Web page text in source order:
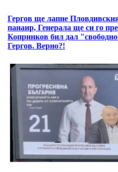
Гергов ще лапне
панаир, Генерала ще си го
Копринков бил дал
Гергов. Верно?!